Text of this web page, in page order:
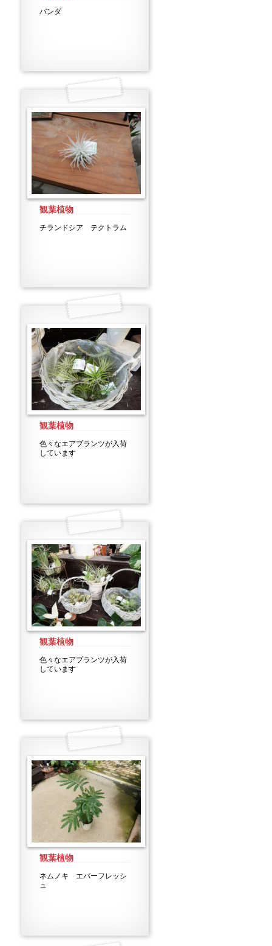
バンダ
観葉植物
チランドシア テクトラム
観葉植物
色々なエアプランツが入荷
しています
観葉植物
色々なエアプランツが入荷
しています
観葉植物
ネムノキ エバーフレッシ
ュ